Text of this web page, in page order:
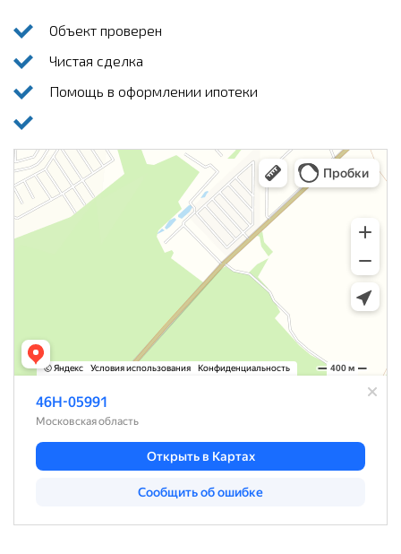
Объект проверен
Чистая сделка
Помощь в оформлении ипотеки